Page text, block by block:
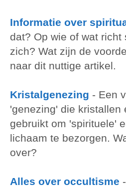
Informatie over
dat? Op wie of wat richt
zich? Wat zijn de
naar dit nuttige artikel.
Kristalgenezing - Een
'genezing' die kristallen
gebruikt om 'spirituele'
lichaam te bezorgen.
over?
Alles over occultisme -